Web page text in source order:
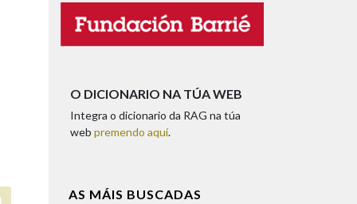
O DICIONARIO NA TÚA WEB
Integra o dicionario da RAG na túa
web premendo aquí.
AS MÁIS BUSCADAS